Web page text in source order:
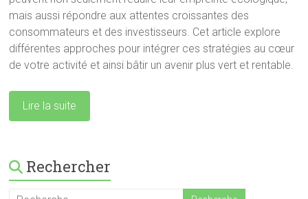
mais aussi répondre aux attentes croissantes des
consommateurs et des investisseurs. Cet article explore
différentes approches pour intégrer ces stratégies au cœur
de votre activité et ainsi bâtir un avenir plus vert et rentable.
Lire la suite
Rechercher